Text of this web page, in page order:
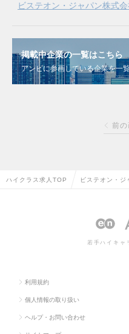
ビステオン・ジャパン株式
掲載中企業の一覧はこちら
アンビに参画している企業を一
前
ハイクラス求人TOP ビステオン・ジ
若手ハイキャ
利用規約
個人情報の取り扱い
ヘルプ・お問い合わせ